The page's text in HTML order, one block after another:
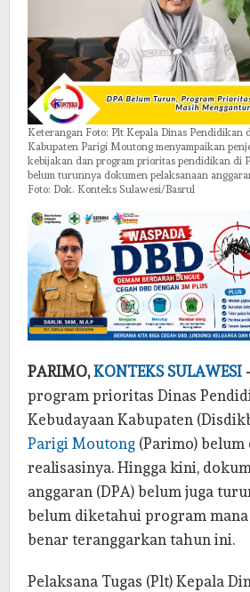
Keterangan Foto: Plt Kepala Dinas Pendidikan
Kabupaten Parigi Moutong menyampaikan
kebijakan dan program prioritas pendidikan di
belum turunnya dokumen pelaksanaan
Foto: Dok. Konteks Sulawesi/Basrul
PARIMO,KONTEKS SULAWESI
program prioritas Dinas
Kebudayaan Kabupaten
Parigi Moutong (Parimo)
realisasinya. Hingga kini,
anggaran (DPA) belum juga
belum diketahui program mana
benar teranggarkan tahun ini.
Pelaksana Tugas (Plt) Kepala